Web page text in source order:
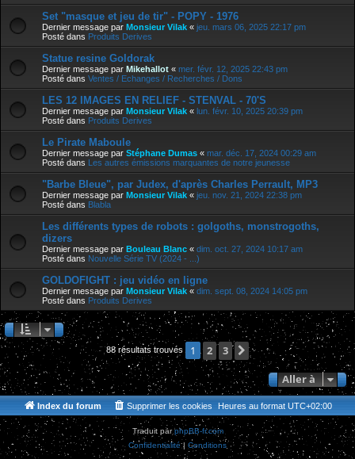
Set "masque et jeu de tir" - POPY - 1976
Dernier message par Monsieur Vilak « jeu. mars 06, 2025 22:17 pm
Posté dans Produits Derives
Statue resine Goldorak
Dernier message par Mikehallot « mer. févr. 12, 2025 22:43 pm
Posté dans Ventes / Echanges / Recherches / Dons
LES 12 IMAGES EN RELIEF - STENVAL - 70'S
Dernier message par Monsieur Vilak « lun. févr. 10, 2025 20:39 pm
Posté dans Produits Derives
Le Pirate Maboule
Dernier message par Stéphane Dumas « mar. déc. 17, 2024 00:29 am
Posté dans Les autres émissions marquantes de notre jeunesse
"Barbe Bleue", par Judex, d'après Charles Perrault, MP3
Dernier message par Monsieur Vilak « jeu. nov. 21, 2024 22:38 pm
Posté dans Blabla
Les différents types de robots : golgoths, monstrogoths,
dizers
Dernier message par Bouleau Blanc « dim. oct. 27, 2024 10:17 am
Posté dans Nouvelle Série TV (2024 - ...)
GOLDOFIGHT : jeu vidéo en ligne
Dernier message par Monsieur Vilak « dim. sept. 08, 2024 14:05 pm
Posté dans Produits Derives
88 résultats trouvés 1 2 3
Suivante
Aller à
Index du forum Heures au format UTC+02:00
Supprimer les cookies
Traduit parphpBB-fr.com
Confidentialité| Conditions